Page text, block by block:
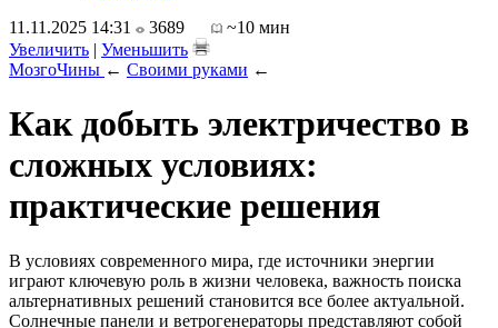
11.11.2025 14:31
3689
~10 мин
Увеличить | Уменьшить
МозгоЧины ← Своими руками ←
Как добыть электричество в
сложных условиях:
практические решения
В условиях современного мира, где источники энергии
играют ключевую роль в жизни человека, важность поиска
альтернативных решений становится все более актуальной.
Солнечные панели и ветрогенераторы представляют собой